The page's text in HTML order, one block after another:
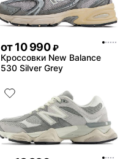
от10 990 ₽
Кроссовки New Balance
530 Silver Grey